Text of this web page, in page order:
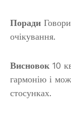
Поради
очікування.
Висновок 10
гармонію і
стосунках.